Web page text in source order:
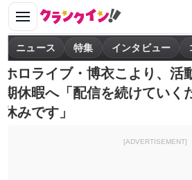
ニュース 特集 インタビュー
ホロライブ・博衣こより、活
期休暇へ「配信を続けていく
休みです」
[ADVERTISEMENT]